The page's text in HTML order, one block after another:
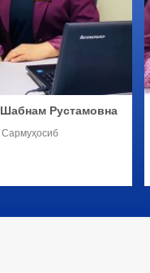
Рустамовна
Сармуҳосиб